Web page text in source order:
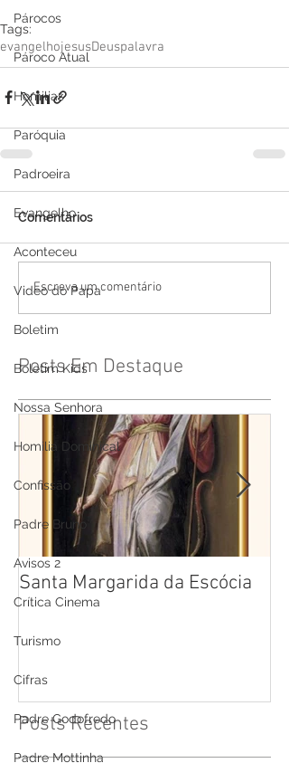
Párocos
Pároco Atual
Homilias
Paróquia
Padroeira
Evangelho
Aconteceu
Video do Papa
Boletim
Boletim Kids
Nossa Senhora
Homilia Dominical
Confissão
Padre Bruno
Avisos 2
Crítica Cinema
Turismo
Cifras
Padre Godofredo
Padre Mottinha
Tags:
evangelhojesusDeuspalavra
Comentários
Escreva um comentário
Posts Em Destaque
Santa Margarida da Escócia
Posts Recentes